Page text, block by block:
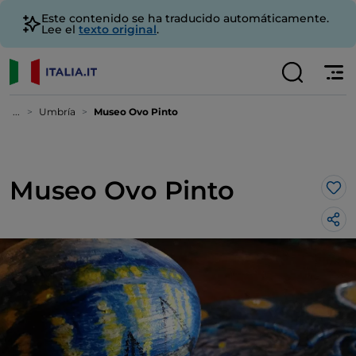
Este contenido se ha traducido automáticamente.
Lee el texto original.
... Umbría Museo Ovo Pinto
Museo Ovo Pinto Me